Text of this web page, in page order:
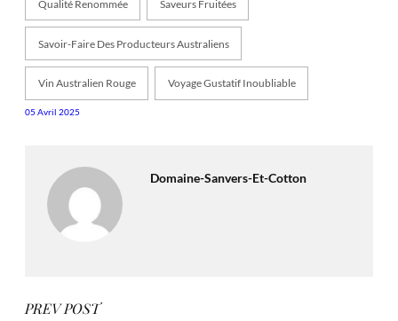
Qualité Renommée Saveurs Fruitées
Savoir-Faire Des Producteurs Australiens
Vin Australien Rouge Voyage Gustatif Inoubliable
05 Avril 2025
Domaine-Sanvers-Et-Cotton
PREV POST